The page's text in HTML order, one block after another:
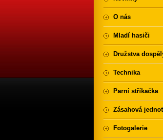
O nás
Mladí hasiči
Družstva
Technika
Parní stříkačka
Zásahová
Fotogalerie